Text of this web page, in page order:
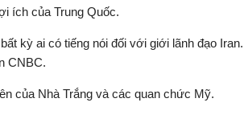
ích của Trung Quốc.
kỳ ai có tiếng nói đối với giới lãnh đạo Iran.
CNBC.
của Nhà Trắng và các quan chức Mỹ.